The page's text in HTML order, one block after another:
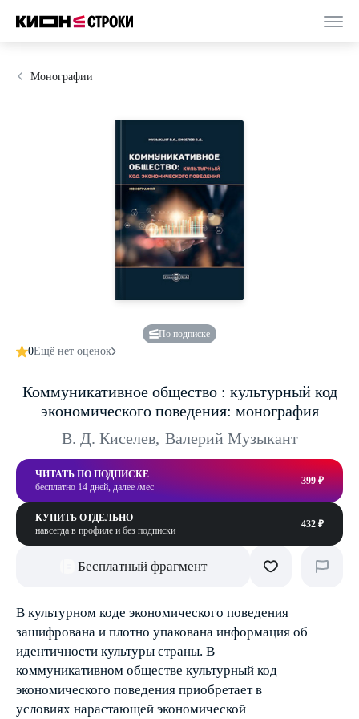
Монографии
По подписке
0Ещё нет оценок
Коммуникативное общество : культурный код
экономического поведения: монография
В. Д. Киселев, Валерий Музыкант
ЧИТАТЬ ПО ПОДПИСКЕ
бесплатно 14 дней, далее /мес
399 ₽
КУПИТЬ ОТДЕЛЬНО
навсегда в профиле и без подписки
432 ₽
Бесплатный фрагмент
В культурном коде экономического поведения
зашифрована и плотно упакована информация об
идентичности культуры страны. В
коммуникативном обществе культурный код
экономического поведения приобретает в
условиях нарастающей экономической